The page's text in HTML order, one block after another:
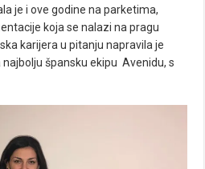
je i ove godine na parketima,
koja se nalazi na pragu
karijera u pitanju napravila je
špansku ekipu Avenidu, s